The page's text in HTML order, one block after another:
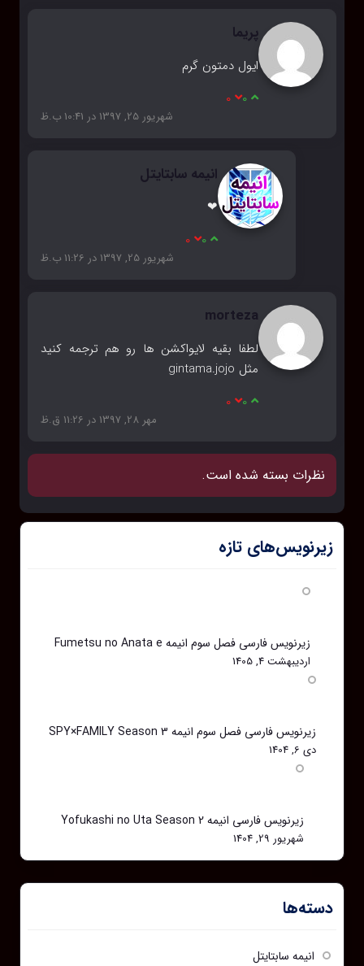
پریما
ایول دمتون گرم
0
0
شهریور 25, 1397 در 10:41 ب.ظ
انیمه سابتایتل
❤
0
0
شهریور 25, 1397 در 11:26 ب.ظ
morteza
لطفا بقیه لایواکشن ها رو هم ترجمه کنید
مثل gintama.jojo
0
0
مهر 28, 1397 در 11:26 ق.ظ
نظرات بسته شده است.
زیرنویس‌های تازه
زیرنویس فارسی فصل سوم انیمه Fumetsu no Anata e
اردیبهشت 4, 1405
زیرنویس فارسی فصل سوم انیمه SPY×FAMILY Season 3
دی 6, 1404
زیرنویس فارسی انیمه Yofukashi no Uta Season 2
شهریور 29, 1404
دسته‌ها
انیمه سابتایتل